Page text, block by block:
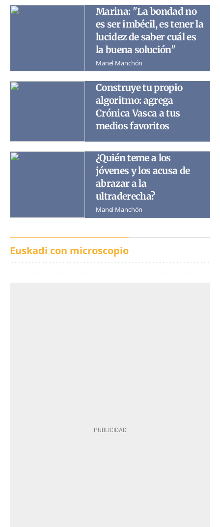
Marina: "La bondad no
es ser imbécil, es tener la
lucidez de saber cuál es
la buena solución"
Manel Manchón
Construye tu propio
algoritmo: agrega
Crónica Vasca a tus
medios favoritos
¿Quién teme a los
jóvenes y los acusa de
abrazar a la
ultraderecha?
Manel Manchón
Euskadi con microscopio